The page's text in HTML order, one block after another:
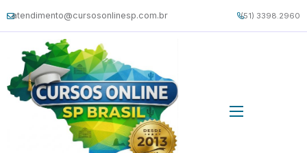
atendimento@cursosonlinesp.com.br (51) 3398.2960